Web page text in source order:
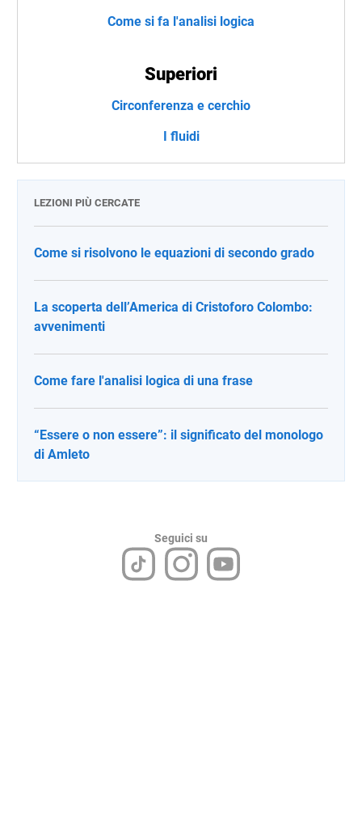
Come si fa l'analisi logica
Superiori
Circonferenza e cerchio
I fluidi
LEZIONI PIÙ CERCATE
Come si risolvono le equazioni di secondo grado
La scoperta dell’America di Cristoforo Colombo:
avvenimenti
Come fare l'analisi logica di una frase
“Essere o non essere”: il significato del monologo
di Amleto
Seguici su